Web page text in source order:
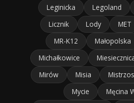
Leginicka
Legoland
Licznik
Lody MET
MR-K12
Małopolska
Michałkowice
Mirów
Misia
Mycie
Męcina